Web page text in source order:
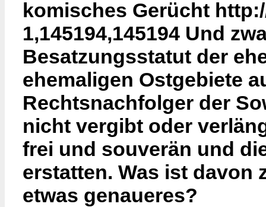
komisches Gerücht
1,145194,145194 Und
Besatzungsstatut der
ehemaligen Ostgebiete
Rechtsnachfolger der
nicht vergibt oder
frei und souverän und
erstatten. Was ist davon
etwas genaueres?